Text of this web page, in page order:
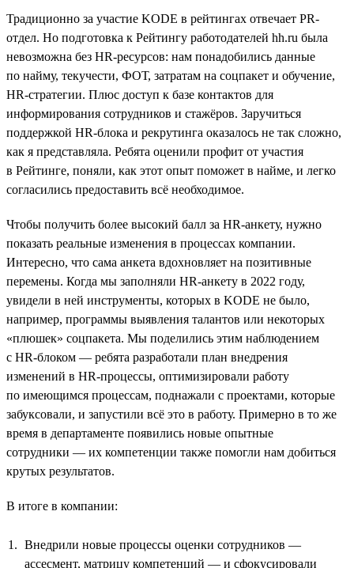
Традиционно за участие KODE в рейтингах отвечает PR-
отдел. Но подготовка к Рейтингу работодателей hh.ru была
невозможна без HR-ресурсов: нам понадобились данные
по найму, текучести, ФОТ, затратам на соцпакет и обучение,
HR-стратегии. Плюс доступ к базе контактов для
информирования сотрудников и стажёров. Заручиться
поддержкой HR-блока и рекрутинга оказалось не так сложно,
как я представляла. Ребята оценили профит от участия
в Рейтинге, поняли, как этот опыт поможет в найме, и легко
согласились предоставить всё необходимое.
Чтобы получить более высокий балл за HR-анкету, нужно
показать реальные изменения в процессах компании.
Интересно, что сама анкета вдохновляет на позитивные
перемены. Когда мы заполняли HR-анкету в 2022 году,
увидели в ней инструменты, которых в KODE не было,
например, программы выявления талантов или некоторых
«плюшек» соцпакета. Мы поделились этим наблюдением
с HR-блоком — ребята разработали план внедрения
изменений в HR-процессы, оптимизировали работу
по имеющимся процессам, поднажали с проектами, которые
забуксовали, и запустили всё это в работу. Примерно в то же
время в департаменте появились новые опытные
сотрудники — их компетенции также помогли нам добиться
крутых результатов.
В итоге в компании:
Внедрили новые процессы оценки сотрудников —
ассесмент, матрицу компетенций — и сфокусировали